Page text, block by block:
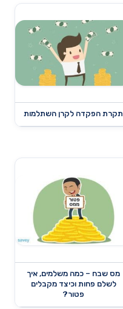
תקרת הפקדה לקרן השתלמות
מס שבח – כמה משלמים, איך
לשלם פחות וכיצד מקבלים
פטור?